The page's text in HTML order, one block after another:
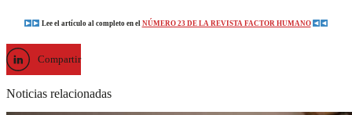
Lee el artículo al completo en el NÚMERO 23 DE LA REVISTA FACTOR HUMANO
Compartir
Noticias relacionadas